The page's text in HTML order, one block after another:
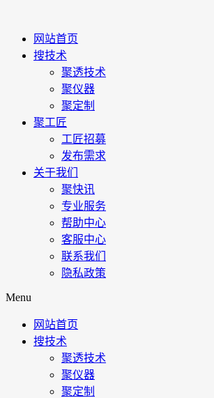
网站首页
搜技术
聚透技术
聚仪器
聚定制
聚工匠
工匠招募
发布需求
关于我们
聚快讯
专业服务
帮助中心
客服中心
联系我们
隐私政策
Menu
网站首页
搜技术
聚透技术
聚仪器
聚定制